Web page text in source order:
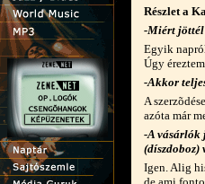
Részlet a
-Miért jöttél
Egyik
Úgy
-Akkor
A
azóta már
-A vásárlók
Igen. Alig